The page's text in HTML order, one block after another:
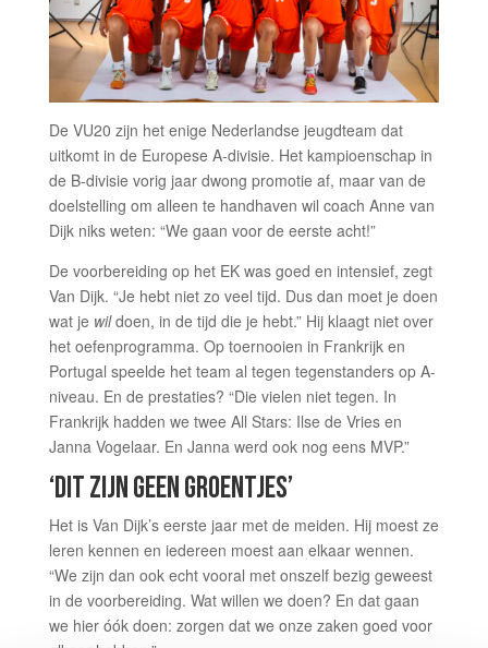
De VU20 zijn het enige Nederlandse jeugdteam dat
uitkomt in de Europese A-divisie. Het kampioenschap in
de B-divisie vorig jaar dwong promotie af, maar van de
doelstelling om alleen te handhaven wil coach Anne van
Dijk niks weten: “We gaan voor de eerste acht!”
De voorbereiding op het EK was goed en intensief, zegt
Van Dijk. “Je hebt niet zo veel tijd. Dus dan moet je doen
wat je wildoen, in de tijd die je hebt.” Hij klaagt niet over
het oefenprogramma. Op toernooien in Frankrijk en
Portugal speelde het team al tegen tegenstanders op A-
niveau. En de prestaties? “Die vielen niet tegen. In
Frankrijk hadden we twee All Stars: Ilse de Vries en
Janna Vogelaar. En Janna werd ook nog eens MVP.”
‘DIT ZIJN GEEN GROENTJES’
Het is Van Dijk’s eerste jaar met de meiden. Hij moest ze
leren kennen en iedereen moest aan elkaar wennen.
“We zijn dan ook echt vooral met onszelf bezig geweest
in de voorbereiding. Wat willen we doen? En dat gaan
we hier óók doen: zorgen dat we onze zaken goed voor